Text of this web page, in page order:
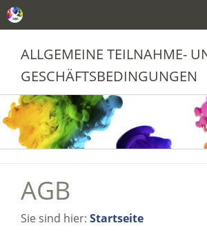
ALLGEMEINE TEILNAHME-
GESCHÄFTSBEDINGUNGEN
AGB
Sie sind hier: Startseite